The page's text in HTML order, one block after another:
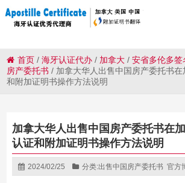
首页 /海牙认证代办 / 加拿大 /安省多伦多签
房产委托书 / 加拿大华人出售中国房产委托书
和附加证明书操作方法说明
加拿大华人出售中国房产委托书在
认证和附加证明书操作方法说明
2024/02/25 分类:出售中国房产委托书 官方